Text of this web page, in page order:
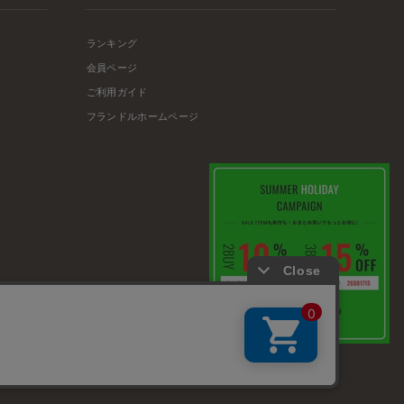
ランキング
会員ページ
ご利用ガイド
フランドルホームページ